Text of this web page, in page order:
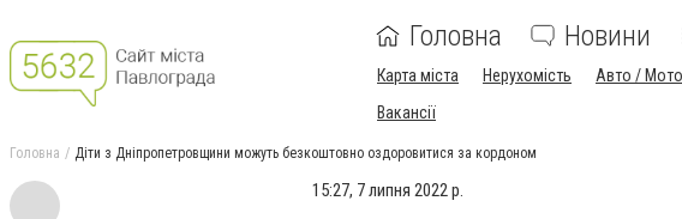
Головна Новини
Карта міста Нерухомість Авто / Мото
Вакансії
Головна Діти з Дніпропетровщини можуть безкоштовно оздоровитися за кордоном
15:27, 7 липня 2022 р.